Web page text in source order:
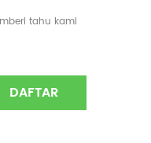
tahu kami